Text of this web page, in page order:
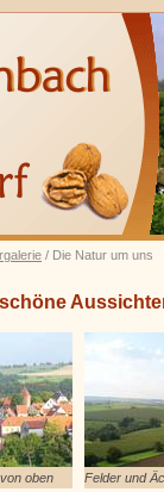
/ Die Natur um uns
oben Felder und